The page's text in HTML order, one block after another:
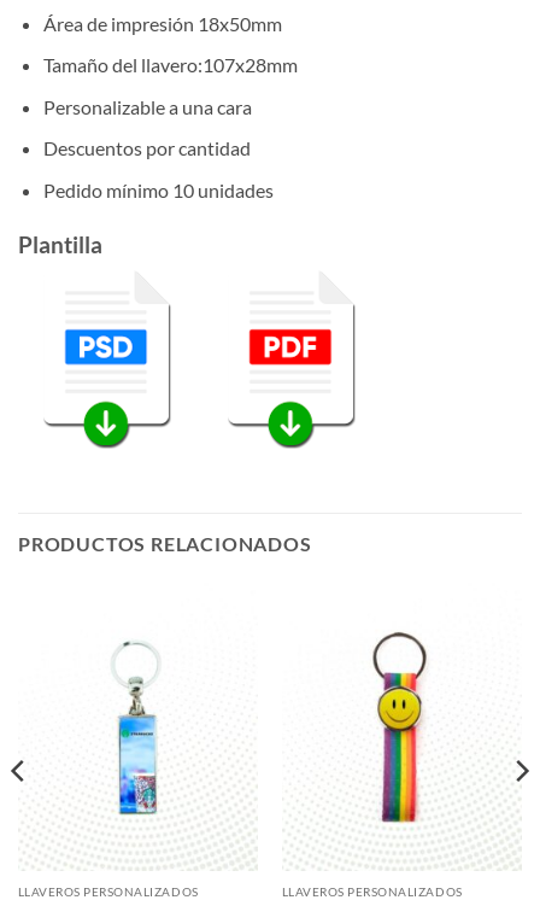
Área de impresión 18x50mm
Tamaño del llavero:107x28mm
Personalizable a una cara
Descuentos por cantidad
Pedido mínimo 10 unidades
Plantilla
PRODUCTOS RELACIONADOS
LLAVEROS PERSONALIZADOS LLAVEROS PERSONALIZADOS